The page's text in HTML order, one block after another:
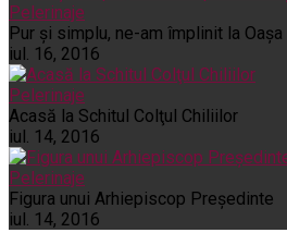
Pelerinaje
Pur şi simplu, ne-am împlinit la Oaşa
iul. 16, 2016
Pelerinaje
Acasă la Schitul Colţul Chiliilor
iul. 14, 2016
Pelerinaje
Figura unui Arhiepiscop Preşedinte
iul. 14, 2016